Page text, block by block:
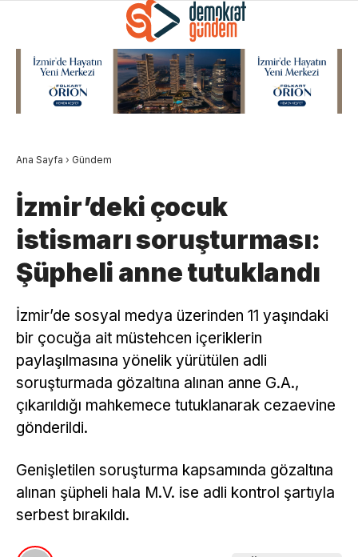
Ana Sayfa › Gündem
İzmir’deki çocuk
istismarı soruşturması:
Şüpheli anne tutuklandı
İzmir’de sosyal medya üzerinden 11 yaşındaki
bir çocuğa ait müstehcen içeriklerin
paylaşılmasına yönelik yürütülen adli
soruşturmada gözaltına alınan anne G.A.,
çıkarıldığı mahkemece tutuklanarak cezaevine
gönderildi.
Genişletilen soruşturma kapsamında gözaltına
alınan şüpheli hala M.V. ise adli kontrol şartıyla
serbest bırakıldı.